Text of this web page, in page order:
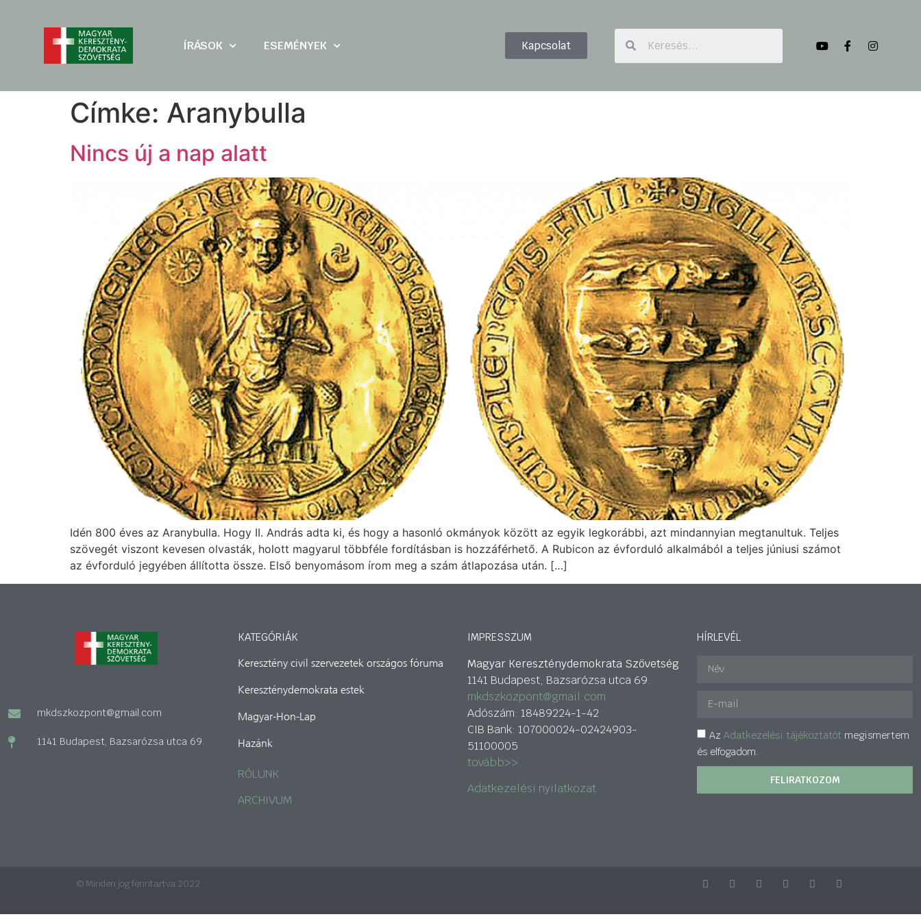
ÍRÁSOK ESEMÉNYEK Kapcsolat
Címke: Aranybulla
Nincs új a nap alatt
Idén 800 éves az Aranybulla. Hogy II. András adta ki, és hogy a hasonló okmányok között az egyik legkorábbi, azt mindannyian megtanultuk. Teljes
szövegét viszont kevesen olvasták, holott magyarul többféle fordításban is hozzáférhető. A Rubicon az évforduló alkalmából a teljes júniusi számot
az évforduló jegyében állította össze. Első benyomásom írom meg a szám átlapozása után. […]
mkdszkozpont@gmail.com
1141 Budapest, Bazsarózsa utca 69.
KATEGÓRIÁK
Keresztény civil szervezetek országos fóruma
Kereszténydemokrata estek
Magyar-Hon-Lap
Hazánk
RÓLUNK
ARCHIVUM
IMPRESSZUM
Magyar Kereszténydemokrata Szövetség
1141 Budapest, Bazsarózsa utca 69.
mkdszkozpont@gmail.com
Adószám: 18489224-1-42
CIB Bank: 107000024-02424903-
51100005
tovább>>
Adatkezelési nyilatkozat
HÍRLEVÉL
Az Adatkezelési tájékoztatót megismertem
és elfogadom.
FELIRATKOZOM
© Minden jog fenntartva 2022
A honlap megvalósítását és üzemeltetését a Barankovics alapítvány támogatja.